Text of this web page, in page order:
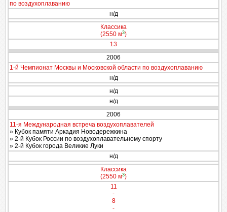
по воздухоплаванию
н/д
Классика
(2550 м3)
13
2006
1-й Чемпионат Москвы и Московской области по воздухоплаванию
н/д
н/д
н/д
2006
11-я Международная встреча воздухоплавателей
» Кубок памяти Аркадия Новодережкина
» 2-й Кубок России по воздухоплавательному спорту
» 2-й Кубок города Великие Луки
н/д
Классика
(2550 м3)
11
-
8
-